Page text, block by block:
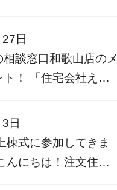
休業期間を以下の通
ただきます。
夏季休業
日
談窓口和歌山店のメ
ト！ 「住宅会社えら
社以上のハウスメー
らリフォーム相談まで
きますので、この機
日
棟式に参加してきま
んにちは！注文住宅